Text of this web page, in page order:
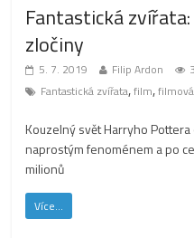
Fantastická
zločiny
5. 7. 2019 Filip Ardon
Fantastická zvířata,film,
Kouzelný svět Harryho
naprostým fenoménem a po
milionů
Více...